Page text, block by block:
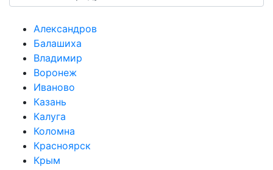
Александров
Балашиха
Владимир
Воронеж
Иваново
Казань
Калуга
Коломна
Красноярск
Крым